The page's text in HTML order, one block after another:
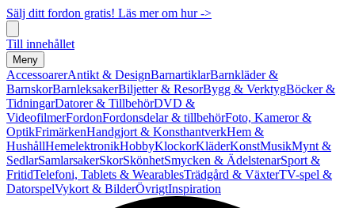
Sälj ditt fordon gratis! Läs mer om hur ->
Till innehållet
Meny
AccessoarerAntikt & DesignBarnartiklarBarnkläder &
BarnskorBarnleksakerBiljetter & ResorBygg & VerktygBöcker &
TidningarDatorer & TillbehörDVD &
VideofilmerFordonFordonsdelar & tillbehörFoto, Kameror &
OptikFrimärkenHandgjort & KonsthantverkHem &
HushållHemelektronikHobbyKlockorKläderKonstMusikMynt &
SedlarSamlarsakerSkorSkönhetSmycken & ÄdelstenarSport &
FritidTelefoni, Tablets & WearablesTrädgård & VäxterTV-spel &
DatorspelVykort & BilderÖvrigtInspiration